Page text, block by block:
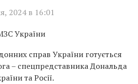
2024 в 16:01
України
справ України готується
– спецпредставника Дональда
та Росії.